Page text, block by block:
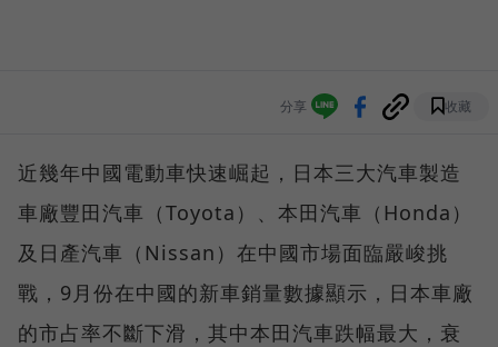
分享 收藏
近幾年中國電動車快速崛起，日本三大汽車製造
車廠豐田汽車（Toyota）、本田汽車（Honda）
及日產汽車（Nissan）在中國市場面臨嚴峻挑
戰，9月份在中國的新車銷量數據顯示，日本車廠
的市占率不斷下滑，其中本田汽車跌幅最大，衰